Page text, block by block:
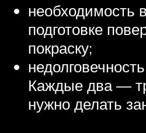
необходимость
подготовке
покраску;
Каждые два —
нужно делать